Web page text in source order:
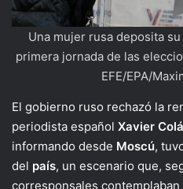
Una mujer rusa deposita
primera jornada de las
EFE/EPA/
El gobierno ruso rechazó la
periodista español Xavier
informando desde Moscú,
del país, un escenario que,
corresponsales